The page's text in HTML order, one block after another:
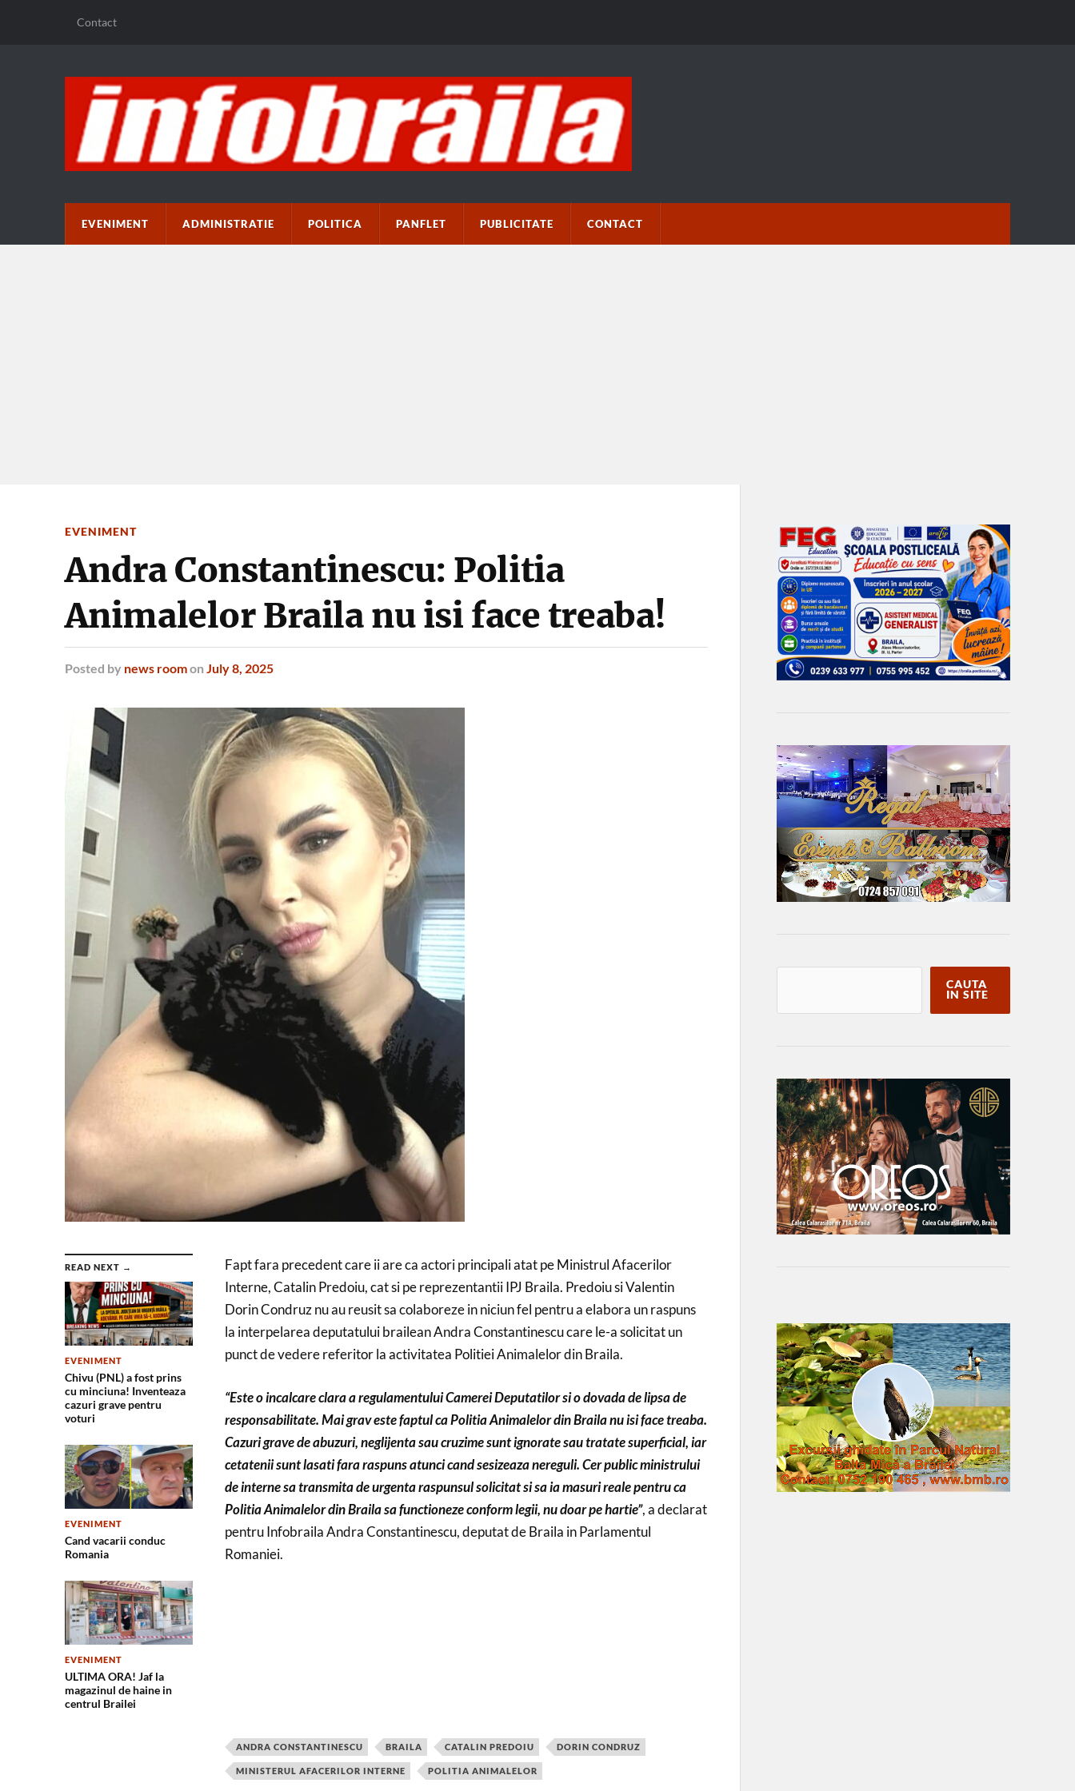
Contact
EVENIMENT ADMINISTRATIE POLITICA PANFLET PUBLICITATE CONTACT
EVENIMENT
Andra Constantinescu: Politia
Animalelor Braila nu isi face treaba!
Posted by news roomon July 8, 2025
READ NEXT →
EVENIMENT
Chivu (PNL) a fost prins
cu minciuna! Inventeaza
cazuri grave pentru
voturi
EVENIMENT
Cand vacarii conduc
Romania
EVENIMENT
ULTIMA ORA! Jaf la
magazinul de haine in
centrul Brailei
Fapt fara precedent care ii are ca actori principali atat pe Ministrul Afacerilor
Interne, Catalin Predoiu, cat si pe reprezentantii IPJ Braila. Predoiu si Valentin
Dorin Condruz nu au reusit sa colaboreze in niciun fel pentru a elabora un raspuns
la interpelarea deputatului brailean Andra Constantinescu care le-a solicitat un
punct de vedere referitor la activitatea Politiei Animalelor din Braila.
“Este o incalcare clara a regulamentului Camerei Deputatilor si o dovada de lipsa de
responsabilitate. Mai grav este faptul ca Politia Animalelor din Braila nu isi face treaba.
Cazuri grave de abuzuri, neglijenta sau cruzime sunt ignorate sau tratate superficial, iar
cetatenii sunt lasati fara raspuns atunci cand sesizeaza nereguli. Cer public ministrului
de interne sa transmita de urgenta raspunsul solicitat si sa ia masuri reale pentru ca
Politia Animalelor din Braila sa functioneze conform legii, nu doar pe hartie”, a declarat
pentru Infobraila Andra Constantinescu, deputat de Braila in Parlamentul
Romaniei.
ANDRA CONSTANTINESCU BRAILA CATALIN PREDOIU DORIN CONDRUZ
MINISTERUL AFACERILOR INTERNE POLITIA ANIMALELOR
CAUTA
IN SITE